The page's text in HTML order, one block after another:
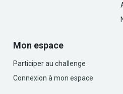
Mon espace
Participer au challenge
Connexion à mon espace